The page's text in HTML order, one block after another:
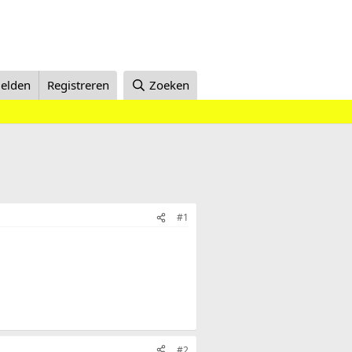
Registreren Zoeken
#1